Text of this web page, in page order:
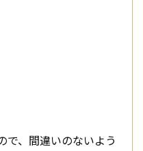
、間違いのないよう